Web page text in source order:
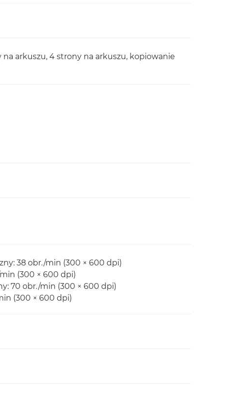
arkuszu, 4 strony na arkuszu, kopiowanie
38 obr./min (300 × 600 dpi)
(300 × 600 dpi)
70 obr./min (300 × 600 dpi)
(300 × 600 dpi)